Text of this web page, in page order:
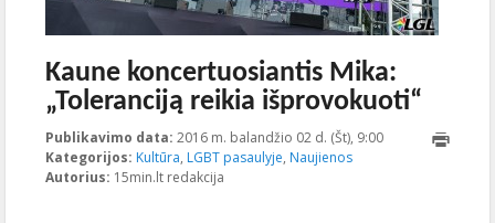
Kaune koncertuosiantis Mika:
„Toleranciją reikia išprovokuoti“
Publikavimo data: 2016 m. balandžio 02 d. (Št), 9:00 2023-10-
Kategorijos: Kultūra, LGBT pasaulyje, Naujienos
Autorius: 15min.lt redakcija